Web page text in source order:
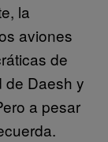
la
aviones
de
de Daesh y
a pesar